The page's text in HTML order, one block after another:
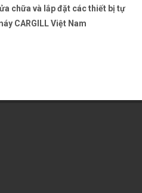
chữa và lắp đặt các thiết bị tự
CARGILL Việt Nam